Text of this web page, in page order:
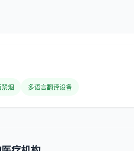
烟 多语言翻译设备